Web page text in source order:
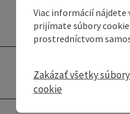
Viac informácií nájdete
prijímate súbory
prostredníctvom
Zakázať všetky súbory
cookie